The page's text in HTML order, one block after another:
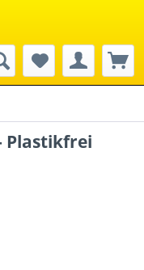
Plastikfrei